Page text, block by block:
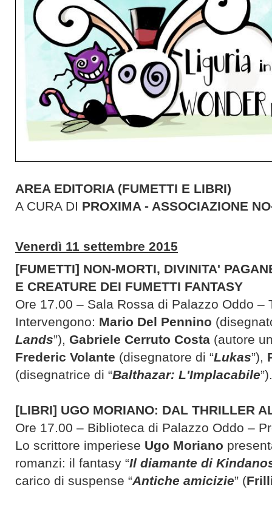
AREA EDITORIA (FUMETTI E LIBRI)
A CURA DI PROXIMA - ASSOCIAZIONE
Venerdì 11 settembre 2015
[FUMETTI] NON-MORTI, DIVINITA'
E CREATURE DEI FUMETTI FANTASY
Ore 17.00 – Sala Rossa di Palazzo Oddo –
Intervengono: Mario Del Pennino
Lands”), Gabriele Cerruto Costa (autore
Frederic Volante (disegnatore di “Lukas”),
(disegnatrice di “Balthazar: L'Implacabile”).
[LIBRI] UGO MORIANO: DAL THRILLER
Ore 17.00 – Biblioteca di Palazzo Oddo –
Lo scrittore imperiese Ugo Moriano
romanzi: il fantasy “Il diamante di
carico di suspense “Antiche amicizie” (